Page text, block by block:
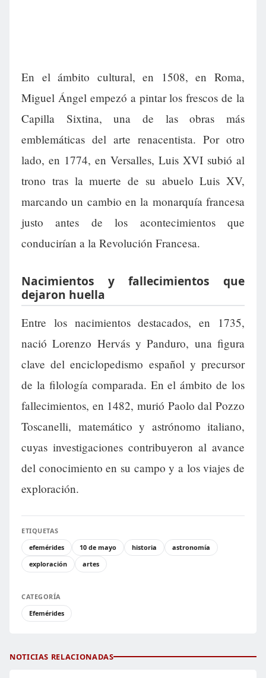
En el ámbito cultural, en 1508, en Roma,
Miguel Ángel empezó a pintar los frescos de la
Capilla Sixtina, una de las obras más
emblemáticas del arte renacentista. Por otro
lado, en 1774, en Versalles, Luis XVI subió al
trono tras la muerte de su abuelo Luis XV,
marcando un cambio en la monarquía francesa
justo antes de los acontecimientos que
conducirían a la Revolución Francesa.
Nacimientos y fallecimientos que
dejaron huella
Entre los nacimientos destacados, en 1735,
nació Lorenzo Hervás y Panduro, una figura
clave del enciclopedismo español y precursor
de la filología comparada. En el ámbito de los
fallecimientos, en 1482, murió Paolo dal Pozzo
Toscanelli, matemático y astrónomo italiano,
cuyas investigaciones contribuyeron al avance
del conocimiento en su campo y a los viajes de
exploración.
ETIQUETAS
efemérides
10 de mayo historia
astronomía
exploración
artes
CATEGORÍA
Efemérides
NOTICIAS RELACIONADAS